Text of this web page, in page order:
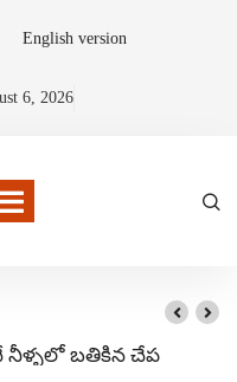
English version
6, 2026
నీళ్ళలో బతికిన చేప